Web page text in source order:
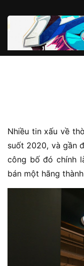
Nhiều tin xấu về
suốt 2020, và gần
công bố đó chính
bán một hãng